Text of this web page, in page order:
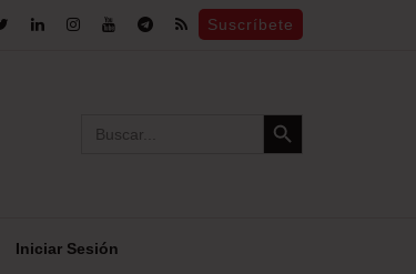
Suscríbete
for:
Search Button
Iniciar Sesión